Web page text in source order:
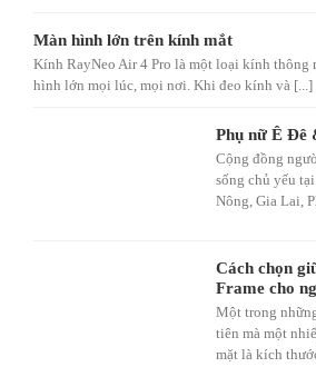
Màn hình lớn trên kính mắt
Kính RayNeo Air 4 Pro là một loại kính thông
hình lớn mọi lúc, mọi nơi. Khi đeo kính và [...]
Phụ nữ Ê Đê
Cộng đồng
sống chủ yếu
Nông, Gia Lai,
Cách chọn
Frame cho
Một trong
tiên mà một
mặt là kích